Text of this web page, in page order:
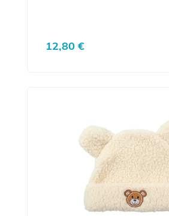
Regulärer Preis:
12,80 €